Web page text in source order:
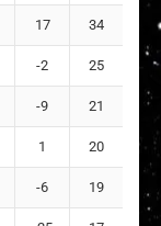
17 34
-2 25
-9 21
1 20
-6 19